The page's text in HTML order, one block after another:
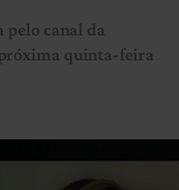
canal da
próxima quinta-feira